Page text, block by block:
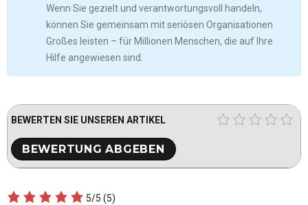
Wenn Sie gezielt und verantwortungsvoll handeln,
können Sie gemeinsam mit seriösen Organisationen
Großes leisten – für Millionen Menschen, die auf Ihre
Hilfe angewiesen sind.
BEWERTEN SIE UNSEREN ARTIKEL
5/5 (5)